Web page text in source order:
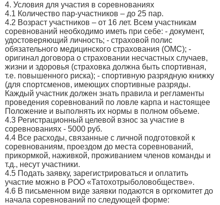
4. Условия для участия в соревнованиях
4.1 Количество пар-участников – до 25 пар.
4.2 Возраст участников – от 16 лет. Всем участникам
соревнований необходимо иметь при себе: - документ,
удостоверяющий личность; - страховой полис
обязательного медицинского страхования (ОМС); -
оригинал договора о страховании несчастных случаев,
жизни и здоровья (страховка должна быть спортивная,
т.е. повышенного риска); - спортивную разрядную книжку
(для спортсменов, имеющих спортивные разряды.
Каждый участник должен знать правила и регламенты
проведения соревнований по ловле карпа и настоящее
Положение и выполнять их нормы в полном объеме.
4.3 Регистрационный целевой взнос за участие в
соревнованиях - 5000 руб.
4.4 Все расходы, связанные с личной подготовкой к
соревнованиям, проездом до места соревнований,
прикормкой, наживкой, проживанием членов команды и
т.д., несут участники.
4.5 Подать заявку, зарегистрироваться и оплатить
участие можно в РОО «Татохотрыболовобществе».
4.6 В письменном виде заявки подаются в оргкомитет до
начала соревнований по следующей форме: